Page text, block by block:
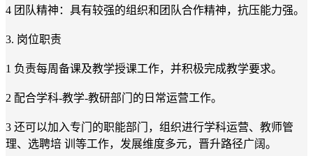
4 团队精神：具有较强的组织和团队合作精神，抗压能力强。
3. 岗位职责
1 负责每周备课及教学授课工作，并积极完成教学要求。
2 配合学科-教学-教研部门的日常运营工作。
3 还可以加入专门的职能部门，组织进行学科运营、教师管
理、选聘培 训等工作，发展维度多元，晋升路径广阔。